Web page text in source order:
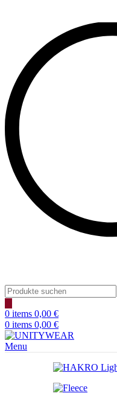
Products
search
0 items 0,00 €
0 items 0,00 €
Menu